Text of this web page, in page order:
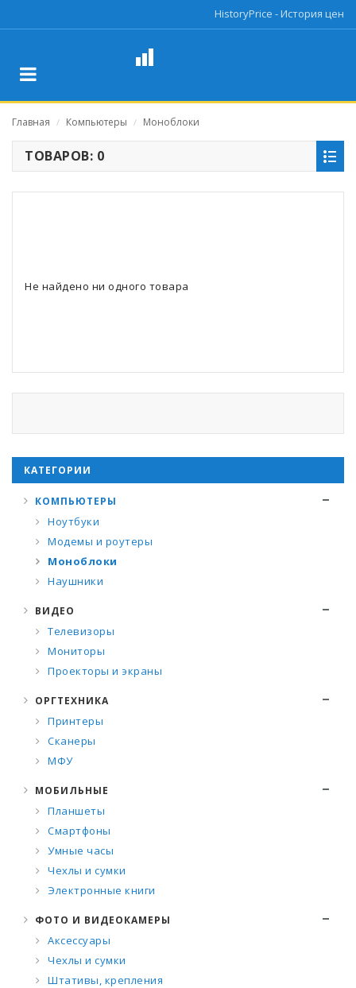
HistoryPrice - История цен
Главная / Компьютеры / Моноблоки
ТОВАРОВ: 0
Не найдено ни одного товара
КАТЕГОРИИ
КОМПЬЮТЕРЫ
Ноутбуки
Модемы и роутеры
Моноблоки
Наушники
ВИДЕО
Телевизоры
Мониторы
Проекторы и экраны
ОРГТЕХНИКА
Принтеры
Сканеры
МФУ
МОБИЛЬНЫЕ
Планшеты
Смартфоны
Умные часы
Чехлы и сумки
Электронные книги
ФОТО И ВИДЕОКАМЕРЫ
Аксессуары
Чехлы и сумки
Штативы, крепления